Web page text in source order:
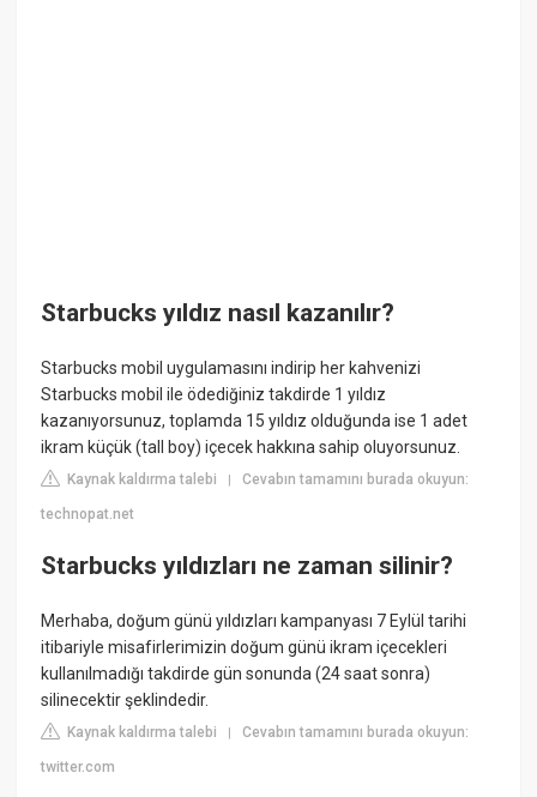
Starbucks yıldız nasıl kazanılır?
Starbucks mobil uygulamasını indirip her kahvenizi
Starbucks mobil ile ödediğiniz takdirde 1 yıldız
kazanıyorsunuz, toplamda 15 yıldız olduğunda ise 1 adet
ikram küçük (tall boy) içecek hakkına sahip oluyorsunuz.
Kaynak kaldırma talebi |Cevabın tamamını burada okuyun:
technopat.net
Starbucks yıldızları ne zaman silinir?
Merhaba, doğum günü yıldızları kampanyası 7 Eylül tarihi
itibariyle misafirlerimizin doğum günü ikram içecekleri
kullanılmadığı takdirde gün sonunda (24 saat sonra)
silinecektir şeklindedir.
Kaynak kaldırma talebi |Cevabın tamamını burada okuyun:
twitter.com